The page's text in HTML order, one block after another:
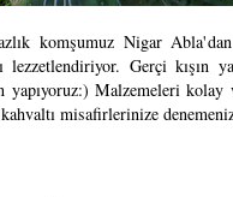
komşumuz Nigar
lezzetlendiriyor. Gerçi kışın
yapıyoruz:) Malzemeleri
misafirlerinize